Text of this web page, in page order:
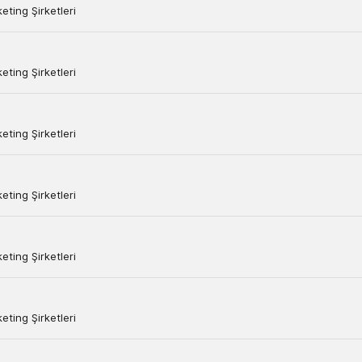
Şirketleri
Şirketleri
Şirketleri
Şirketleri
Şirketleri
Şirketleri